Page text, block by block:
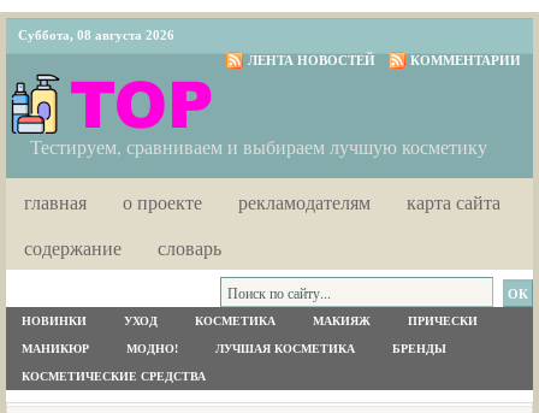
Суббота, 08 августа 2026
ЛЕНТА НОВОСТЕЙ
КОММЕНТАРИИ
Тестируем, сравниваем и выбираем лучшую косметику
главная о проекте рекламодателям
карта сайта
содержание
словарь
НОВИНКИ УХОД КОСМЕТИКА МАКИЯЖ ПРИЧЕСКИ
МАНИКЮР МОДНО! ЛУЧШАЯ КОСМЕТИКА БРЕНДЫ
КОСМЕТИЧЕСКИЕ СРЕДСТВА